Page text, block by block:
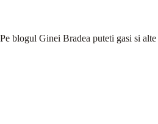
Pe blogul Ginei Bradea puteti gasi si alte